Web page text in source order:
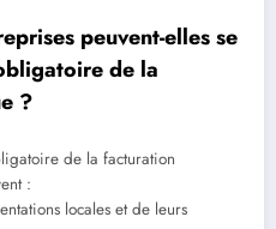
peuvent-elles se
de la
?
de la facturation
:
locales et de leurs